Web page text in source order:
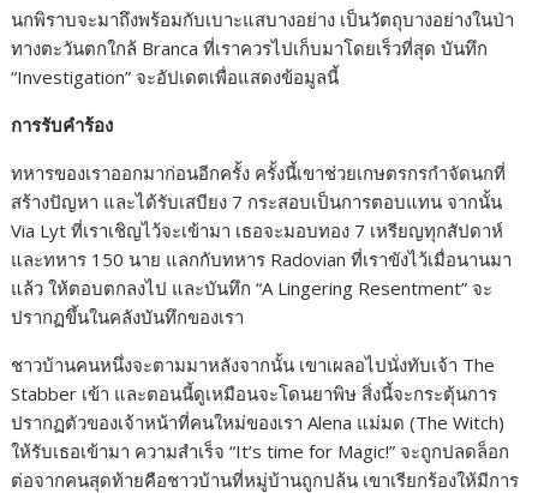
นกพิราบจะมาถึงพร้อมกับเบาะแสบางอย่าง เป็นวัตถุบางอย่างในป่า
ทางตะวันตกใกล้ Branca ที่เราควรไปเก็บมาโดยเร็วที่สุด บันทึก
“Investigation” จะอัปเดตเพื่อแสดงข้อมูลนี้
การรับคำร้อง
ทหารของเราออกมาก่อนอีกครั้ง ครั้งนี้เขาช่วยเกษตรกรกำจัดนกที่
สร้างปัญหา และได้รับเสบียง 7 กระสอบเป็นการตอบแทน จากนั้น
Via Lyt ที่เราเชิญไว้จะเข้ามา เธอจะมอบทอง 7 เหรียญทุกสัปดาห์
และทหาร 150 นาย แลกกับทหาร Radovian ที่เราขังไว้เมื่อนานมา
แล้ว ให้ตอบตกลงไป และบันทึก “A Lingering Resentment” จะ
ปรากฏขึ้นในคลังบันทึกของเรา
ชาวบ้านคนหนึ่งจะตามมาหลังจากนั้น เขาเผลอไปนั่งทับเจ้า The
Stabber เข้า และตอนนี้ดูเหมือนจะโดนยาพิษ สิ่งนี้จะกระตุ้นการ
ปรากฏตัวของเจ้าหน้าที่คนใหม่ของเรา Alena แม่มด (The Witch)
ให้รับเธอเข้ามา ความสำเร็จ “It’s time for Magic!” จะถูกปลดล็อก
ต่อจากคนสุดท้ายคือชาวบ้านที่หมู่บ้านถูกปล้น เขาเรียกร้องให้มีการ